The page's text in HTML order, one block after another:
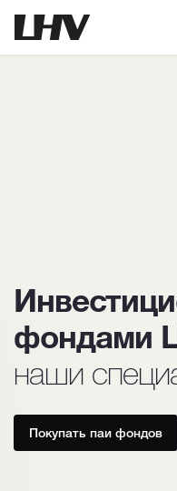
фондами
наши
Покупать паи фондов